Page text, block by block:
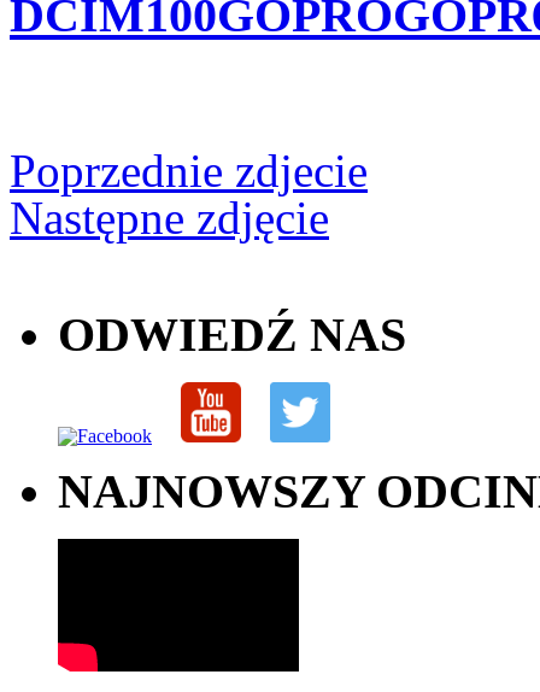
Poprzednie zdjecie
Następne zdjęcie
ODWIEDŹ NAS
NAJNOWSZY